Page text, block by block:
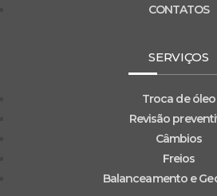
CONTATOS
SERVIÇOS
Troca de óleo
Revisão
Câmbios
Freios
Balanceamento e